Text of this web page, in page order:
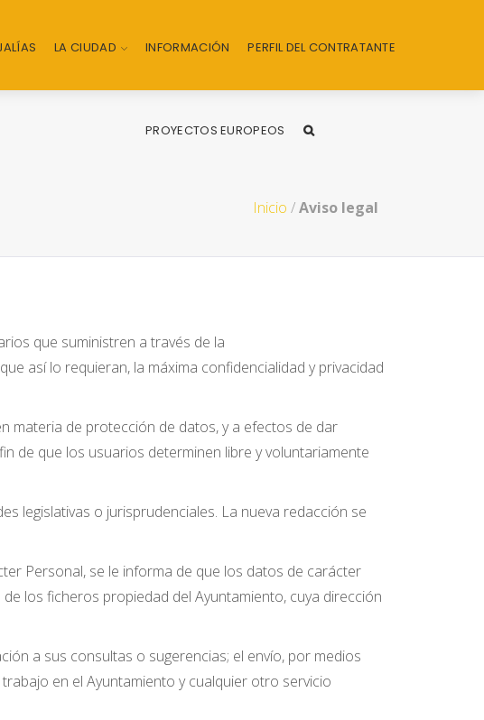
LA CIUDAD INFORMACIÓN PERFIL DEL CONTRATANTE
PROYECTOS EUROPEOS
Inicio /Aviso legal
que suministren a través de la
así lo requieran, la máxima confidencialidad y privacidad
materia de protección de datos, y a efectos de dar
de que los usuarios determinen libre y voluntariamente
legislativas o jurisprudenciales. La nueva redacción se
Personal, se le informa de que los datos de carácter
los ficheros propiedad del Ayuntamiento, cuya dirección
a sus consultas o sugerencias; el envío, por medios
en el Ayuntamiento y cualquier otro servicio